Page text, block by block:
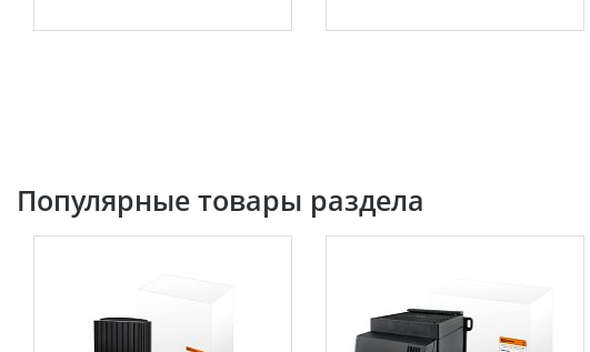
Популярные товары раздела